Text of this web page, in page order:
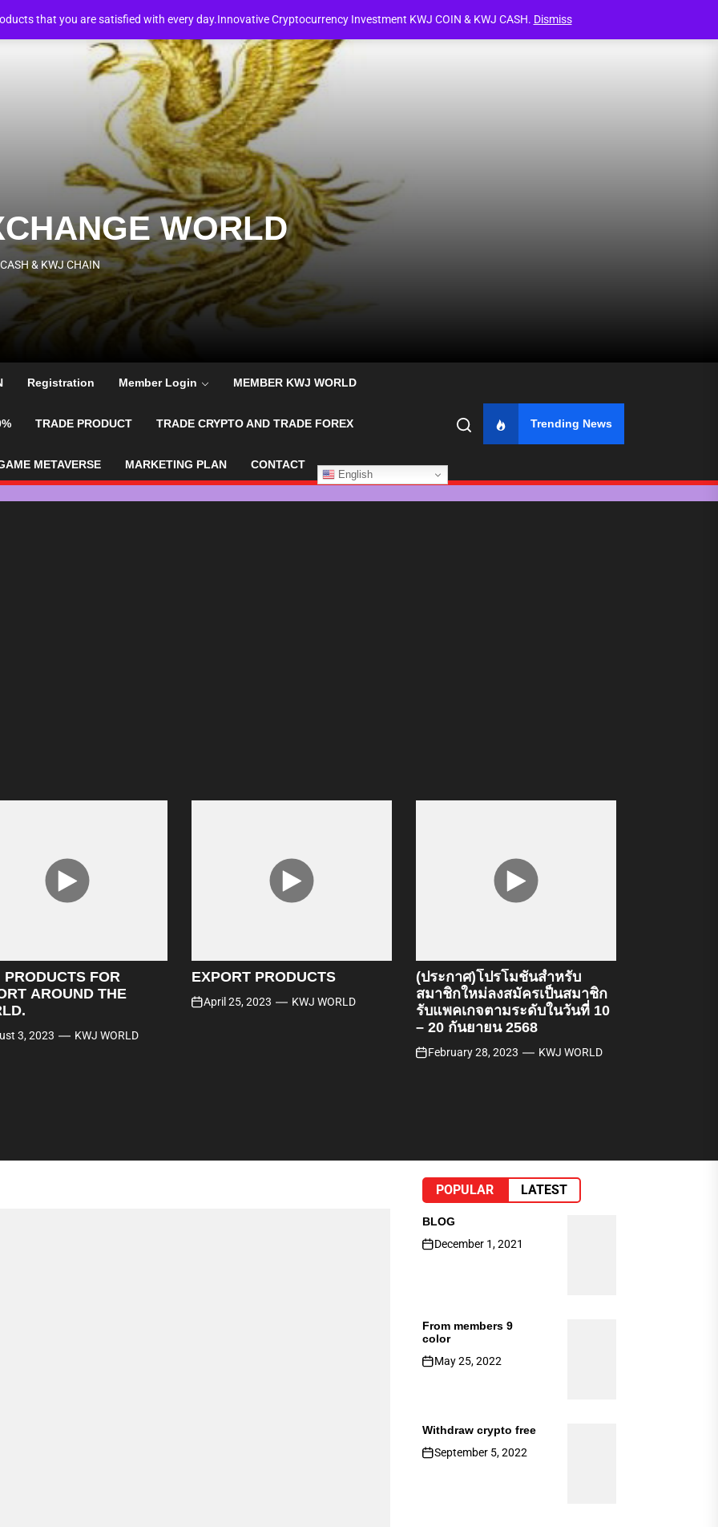
that you are satisfied with every day.Innovative Cryptocurrency Investment KWJ COIN & KWJ CASH. Dismiss
ทันที THAI PRODUCTS FOR EXPORT AROUND THE WORLD. EXPORT PRODUCTS (ประกาศ)โปรโมชั่นสำหรับสมาชิกใหม่ลงสมัคร
WORLD
& KWJ CHAIN
Registration Member Login MEMBER KWJ WORLD
TRADE PRODUCT TRADE CRYPTO AND TRADE FOREX
METAVERSE MARKETING PLAN CONTACT
English
Trending News
PRODUCTS FOR
AROUND THE
3, 2023 KWJ WORLD
EXPORT PRODUCTS
April 25, 2023 KWJ WORLD
(ประกาศ)โปรโมชั่นสำหรับ
สมาชิกใหม่ลงสมัครเป็นสมาชิก
รับแพคเกจตามระดับในวันที่ 10
– 20 กันยายน 2568
February 28, 2023 KWJ WORLD
POPULAR LATEST
BLOG
December 1, 2021
From members 9
color
May 25, 2022
Withdraw crypto free
September 5, 2022